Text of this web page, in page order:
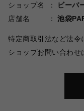
ショップ名
ビーバ
店舗名
池袋
特定商取引法など法令
ショップお問い合わせ